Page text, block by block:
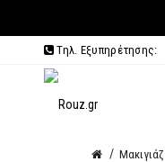
Τηλ. Εξυπηρέτησης:
Μακιγιάζ